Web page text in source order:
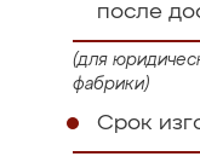
после
(для
фабрики)
Срок